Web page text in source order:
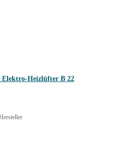
Elektro-Heizlüfter B 22